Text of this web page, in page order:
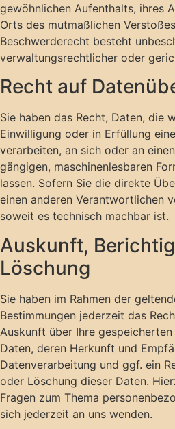
gewöhnlichen Aufenthalts, ihres
Orts des mutmaßlichen
Beschwerderecht besteht
verwaltungsrechtlicher oder
Recht auf
Sie haben das Recht, Daten, die
Einwilligung oder in Erfüllung
verarbeiten, an sich oder an
gängigen, maschinenlesbaren
lassen. Sofern Sie die direkte
einen anderen Verantwortlichen
soweit es technisch machbar ist.
Auskunft,
Löschung
Sie haben im Rahmen der
Bestimmungen jederzeit das
Auskunft über Ihre
Daten, deren Herkunft und
Datenverarbeitung und ggf. ein
oder Löschung dieser Daten.
Fragen zum Thema
sich jederzeit an uns wenden.